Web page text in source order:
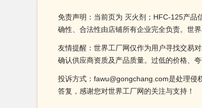
免责声明：当前页为 灭火剂；HFC-125产品
确性、合法性由店铺所有企业完全负责。世
友情提醒：世界工厂网仅作为用户寻找交易
确认供应商资质及产品质量。过低的价格、
投诉方式：fawu@gongchang.com是处理侵
答复，感谢您对世界工厂网的关注与支持！